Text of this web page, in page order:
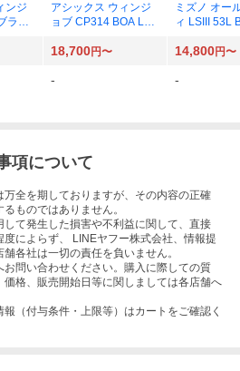
ンジ
ラッ
アシックス ウィンジ
ョブ CP314 BOA LC
ト×ブラック）
ミズノ オー
ィ LSIII 53L
18,700円〜 14,800円〜
- -
項について
全を期しておりますが、その内容の正確
ものではありません。
て発生した損害や不利益に関して、直接
によらず、 LINEヤフー株式会社、情報提
各社は一切の責任を負いません。
問い合わせください。購入に際しての質
格、販売開始日等に関しましては各店舗へ
（付与条件・上限等）はカートをご確認く